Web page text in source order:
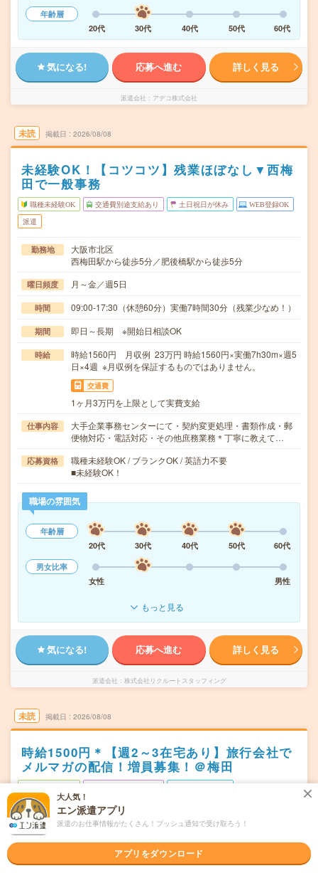
年齢層
20代
30代 40代 50代 60代
気になる! 応募へ進む 詳しく見る
派遣会社 アデコ株式会社
未読 掲載日 2026/08/08
未経験OK！【コツコツ】残業ほぼなし▼西梅
田で一般事務
職種未経験OK 交通費別途支給あり 土日祝日が休み WEB登録OK
派遣
勤務地
大阪市北区
西梅田駅から徒歩5分／肥後橋駅から徒歩5分
曜日頻度 月～金／週5日
時間 09:00-17:30（休憩60分）実働7時間30分（残業少なめ！）
期間 即日～長期 ※開始日相談OK
時給
時給1560円 月収例 23万円 時給1560円×実働7h30m×週5
日×4週 ※月収例を保証するものではありません。
交通費
1ヶ月3万円を上限として実費支給
仕事内容
大手企業事務センターにて・契約変更処理・書類作成・郵
便物対応・電話対応・その他庶務業務＊丁寧に教えて…
応募資格
職種未経験OK / ブランクOK / 英語力不要
■未経験OK！
職場の雰囲気
年齢層
20代
30代 40代 50代
60代
男女比率
女性
男性
もっと見る
気になる! 応募へ進む 詳しく見る
派遣会社 株式会社リクルートスタッフィング
未読 掲載日 2026/08/08
時給1500円＊【週2～3在宅あり】旅行会社で
メルマガの配信！増員募集！＠梅田
在宅・リモート WEB登録OK
勤務地
大阪市北区
西梅田駅から徒歩4分／北新地駅から徒歩5分／大阪梅田(阪
神線)駅から---分／東梅田駅から---分
大人気！
エン派遣アプリ
派遣のお仕事情報がたくさん！プッシュ通知で受け取ろう！
アプリをダウンロード